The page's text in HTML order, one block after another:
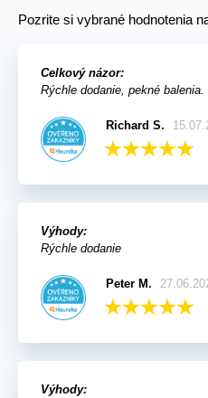
Pozrite si vybrané hodnotenia
Celkový názor:
Rýchle dodanie, pekné balenia.
Richard S.
Výhody:
Rýchle dodanie
Peter M.
Výhody: